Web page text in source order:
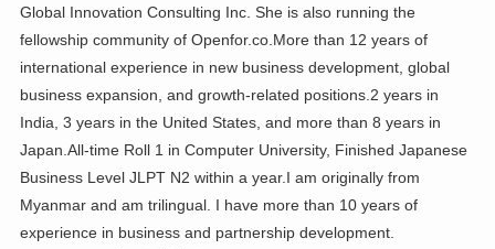
Global Innovation Consulting Inc. She is also running the
fellowship community of Openfor.co.More than 12 years of
international experience in new business development, global
business expansion, and growth-related positions.2 years in
India, 3 years in the United States, and more than 8 years in
Japan.All-time Roll 1 in Computer University, Finished Japanese
Business Level JLPT N2 within a year.I am originally from
Myanmar and am trilingual. I have more than 10 years of
experience in business and partnership development.